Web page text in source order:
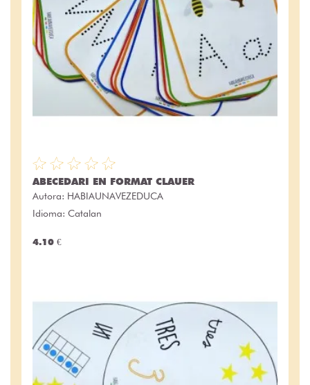
ABECEDARI EN FORMAT CLAUER
Autora: HABIAUNAVEZEDUCA
Idioma: Catalan
4.10 €